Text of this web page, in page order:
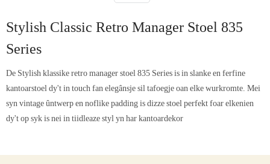
Stylish Classic Retro Manager Stoel 835
Series
De Stylish klassike retro manager stoel 835 Series is in slanke en ferfine
kantoarstoel dy't in touch fan elegânsje sil tafoegje oan elke wurkromte. Mei
syn vintage ûntwerp en noflike padding is dizze stoel perfekt foar elkenien
dy't op syk is nei in tiidleaze styl yn har kantoardekor